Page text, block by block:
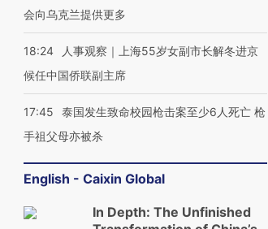
会向乌克兰提供更多
18:24
人事观察｜上海55岁女副市长解冬进京
候任中国侨联副主席
17:45
泰国发生致命校园枪击案至少6人死亡 枪
手祖父母亦被杀
English - Caixin Global
In Depth: The Unfinished